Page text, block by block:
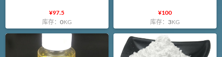
¥97.5
库存： 0KG
¥100
库存： 3KG